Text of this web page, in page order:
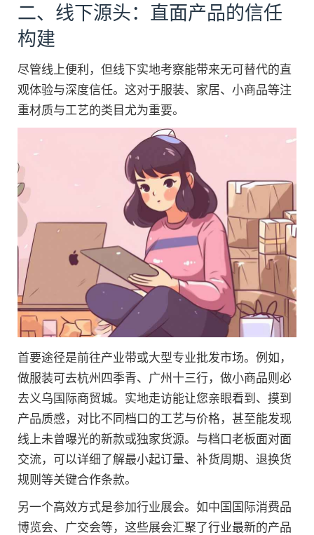
二、线下源头：直面产品的信任
构建
尽管线上便利，但线下实地考察能带来无可替代的直
观体验与深度信任。这对于服装、家居、小商品等注
重材质与工艺的类目尤为重要。
首要途径是前往产业带或大型专业批发市场。例如，
做服装可去杭州四季青、广州十三行，做小商品则必
去义乌国际商贸城。实地走访能让您亲眼看到、摸到
产品质感，对比不同档口的工艺与价格，甚至能发现
线上未曾曝光的新款或独家货源。与档口老板面对面
交流，可以详细了解最小起订量、补货周期、退换货
规则等关键合作条款。
另一个高效方式是参加行业展会。如中国国际消费品
博览会、广交会等，这些展会汇聚了行业最新的产品